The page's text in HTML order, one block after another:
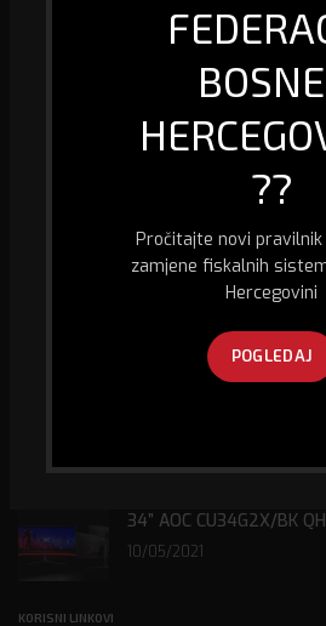
??
Pročitajte novi pravilnik
zamjene fiskalnih
Hercegovini
POGLEDAJ
Mi smo specijalizirana firma u oblasti biro
Husein Kapetana Gradaščevića,
+387 32 667 300
PRAVILNIK O DINAMICI
34” AOC CU34G2X/BK
10/05/2021
KORISNI LINKOVI